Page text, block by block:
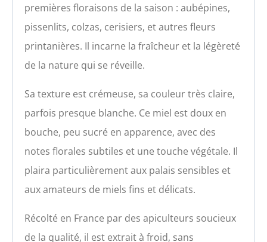
premières floraisons de la saison : aubépines,
pissenlits, colzas, cerisiers, et autres fleurs
printanières. Il incarne la fraîcheur et la légèreté
de la nature qui se réveille.
Sa texture est crémeuse, sa couleur très claire,
parfois presque blanche. Ce miel est doux en
bouche, peu sucré en apparence, avec des
notes florales subtiles et une touche végétale. Il
plaira particulièrement aux palais sensibles et
aux amateurs de miels fins et délicats.
Récolté en France par des apiculteurs soucieux
de la qualité, il est extrait à froid, sans